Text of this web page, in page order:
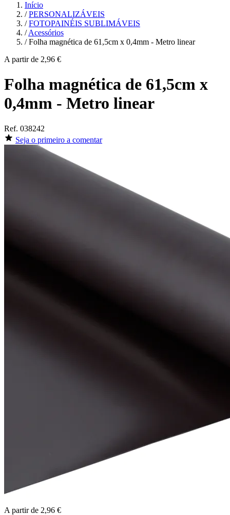
Início
/ PERSONALIZÁVEIS
/ FOTOPAINÉIS SUBLIMÁVEIS
/ Acessórios
/ Folha magnética de 61,5cm x 0,4mm - Metro linear
A partir de 2,96 €
Folha magnética de 61,5cm x
0,4mm - Metro linear
Ref. 038242
Seja o primeiro a comentar
A partir de 2,96 €